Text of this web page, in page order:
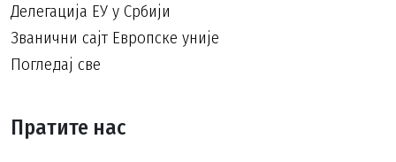
Делегација ЕУ у Србији
Званични сајт Европске уније
Погледај све
Пратите нас